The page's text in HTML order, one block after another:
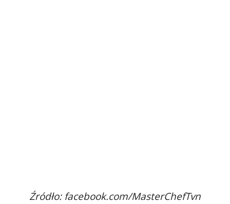
Źródło: facebook.com/MasterChefTvn